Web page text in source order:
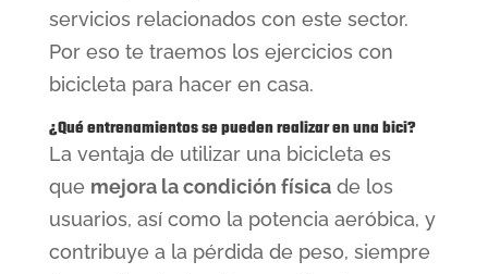
servicios relacionados con este sector.
Por eso te traemos los ejercicios con
bicicleta para hacer en casa.
¿Qué entrenamientos se pueden realizar en una bici?
La ventaja de utilizar una bicicleta es
que mejora la condición físicade los
usuarios, así como la potencia aeróbica, y
contribuye a la pérdida de peso, siempre